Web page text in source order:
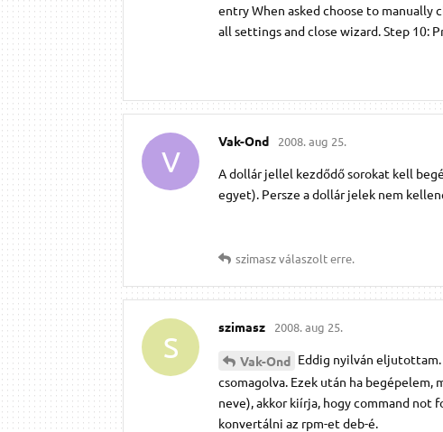
entry When asked choose to manually
all settings and close wizard. Step 10:
V
Vak-Ond 2008. aug 25.
A dollár jellel kezdődő sorokat kell
egyet). Persze a dollár jelek nem
szimaszválaszolt erre.
S
szimasz 2008. aug 25.
Vak-Ond Eddig nyilván
csomagolva. Ezek után ha begépelem,
neve), akkor kiírja, hogy command not
konvertálni az rpm-et deb-é.